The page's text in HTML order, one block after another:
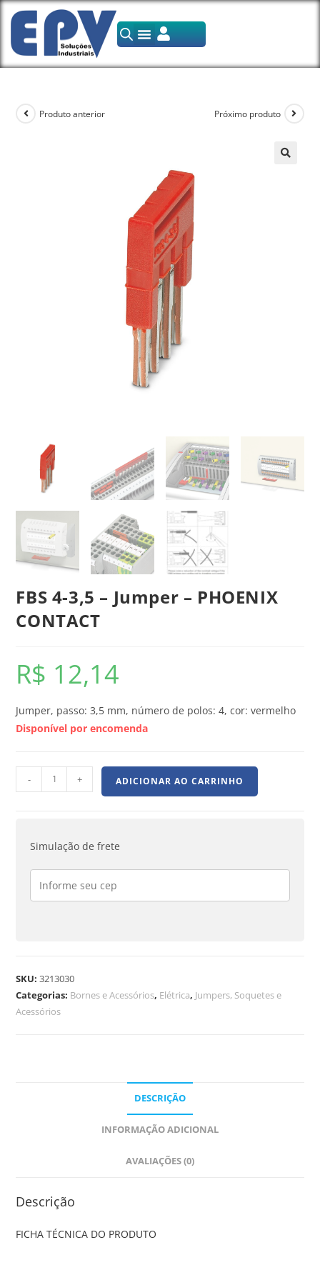
Produto anterior Próximo produto
FBS 4-3,5 – Jumper – PHOENIX
CONTACT
R$ 12,14
Jumper, passo: 3,5 mm, número de polos: 4, cor: vermelho
Disponível por encomenda
- + ADICIONAR AO CARRINHO
Simulação de frete
SKU:3213030
Categorias: Bornes e Acessórios, Elétrica, Jumpers, Soquetes e
Acessórios
DESCRIÇÃO
INFORMAÇÃO ADICIONAL
AVALIAÇÕES (0)
Descrição
FICHA TÉCNICA DO PRODUTO